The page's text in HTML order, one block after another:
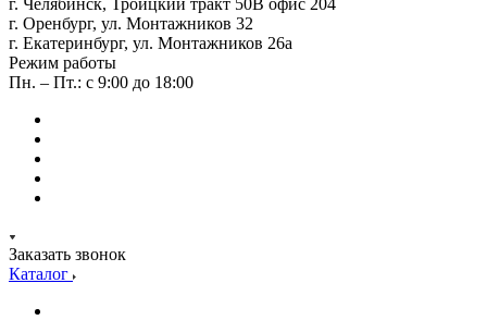
г. Челябинск, Троицкий тракт 50В офис 204
г. Оренбург, ул. Монтажников 32
г. Екатеринбург, ул. Монтажников 26а
Режим работы
Пн. – Пт.: с 9:00 до 18:00
Заказать звонок
Каталог